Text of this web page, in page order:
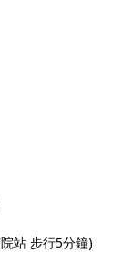
站 步行5分鐘)